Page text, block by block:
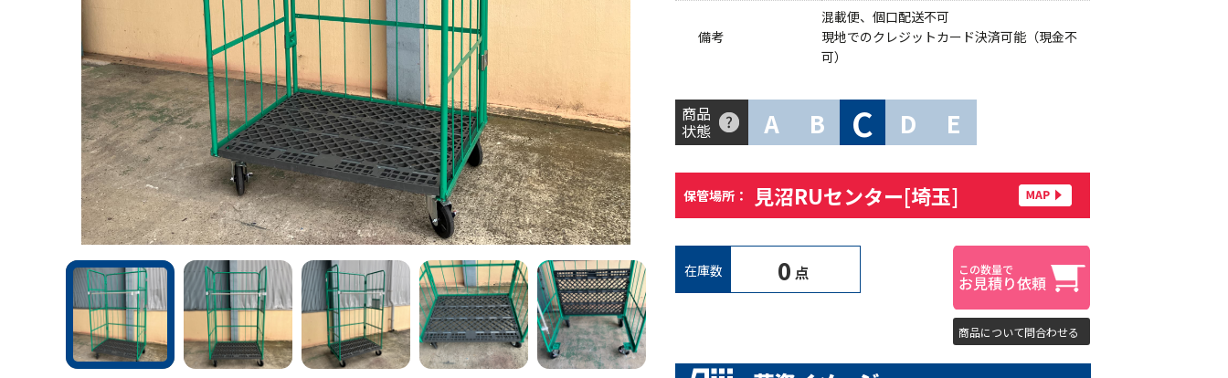
備考
混載便、個口配送不可
現地でのクレジットカード決済可能（現金不
可）
商品
状態 A B C D E
保管場所： 見沼RUセンター[埼玉]
在庫数 0 点
商品について問合わせる